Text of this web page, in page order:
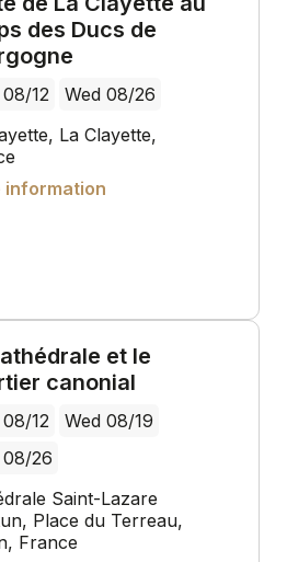
des Ducs de
12
Wed 08/26
La Clayette,
information
et le
canonial
12
Wed 08/19
08/26
Saint-Lazare
Place du Terreau,
France